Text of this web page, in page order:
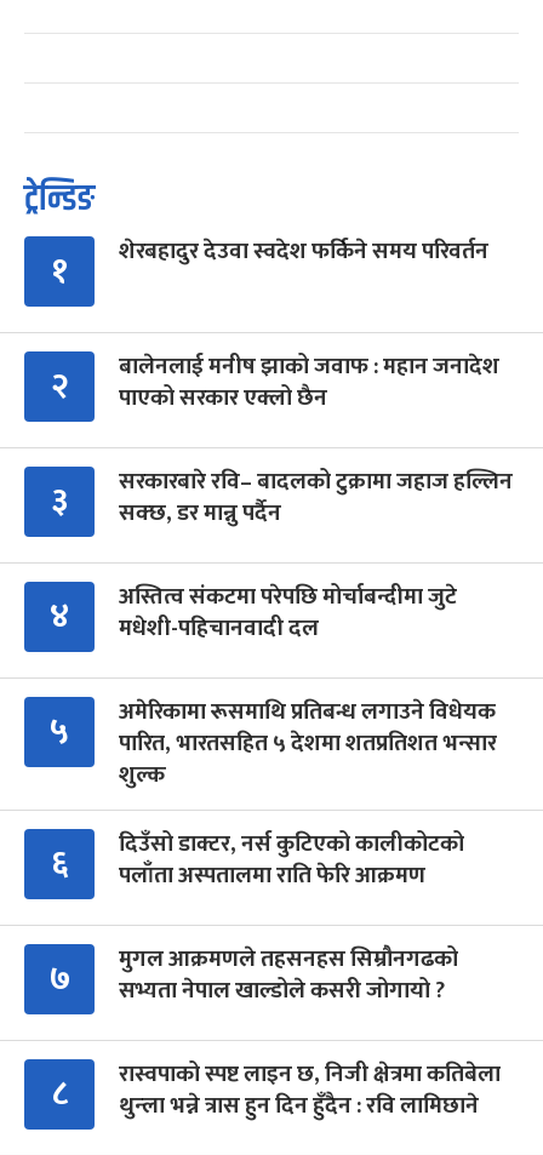
ट्रेन्डिङ
१ शेरबहादुर देउवा स्वदेश फर्किने समय परिवर्तन
२
बालेनलाई मनीष झाको जवाफ : महान जनादेश
पाएको सरकार एक्लो छैन
३
सरकारबारे रवि– बादलको टुक्रामा जहाज हल्लिन
सक्छ, डर मान्नु पर्दैन
४
अस्तित्व संकटमा परेपछि मोर्चाबन्दीमा जुटे
मधेशी-पहिचानवादी दल
५
अमेरिकामा रूसमाथि प्रतिबन्ध लगाउने विधेयक
पारित, भारतसहित ५ देशमा शतप्रतिशत भन्सार
शुल्क
६
दिउँसो डाक्टर, नर्स कुटिएको कालीकोटको
पलाँता अस्पतालमा राति फेरि आक्रमण
७
मुगल आक्रमणले तहसनहस सिम्रौनगढको
सभ्यता नेपाल खाल्डोले कसरी जोगायो ?
८
रास्वपाको स्पष्ट लाइन छ, निजी क्षेत्रमा कतिबेला
थुन्ला भन्ने त्रास हुन दिन हुँदैन : रवि लामिछाने